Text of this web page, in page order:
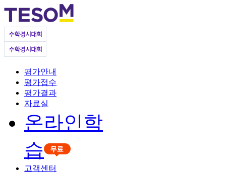
평가안내
평가접수
평가결과
자료실
온라인학
습
고객센터